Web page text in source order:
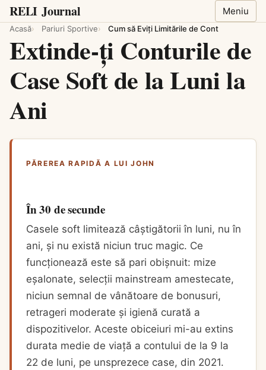
RELI Journal Meniu
Acasă Pariuri Sportive Cum să Eviți Limitările de Cont
Extinde-ți Conturile de
Case Soft de la Luni la
Ani
PĂREREA RAPIDĂ A LUI JOHN
În 30 de secunde
Casele soft limitează câștigătorii în luni, nu în
ani, și nu există niciun truc magic. Ce
funcționează este să pari obișnuit: mize
eșalonate, selecții mainstream amestecate,
niciun semnal de vânătoare de bonusuri,
retrageri moderate și igienă curată a
dispozitivelor. Aceste obiceiuri mi-au extins
durata medie de viață a contului de la 9 la
22 de luni, pe unsprezece case, din 2021.